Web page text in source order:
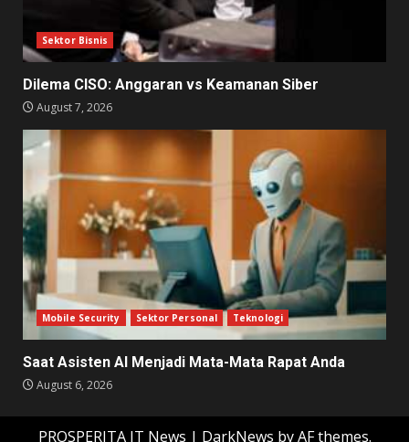
Sektor Bisnis
Dilema CISO: Anggaran vs Keamanan Siber
August 7, 2026
Mobile Security Sektor Personal Teknologi
Saat Asisten AI Menjadi Mata-Mata Rapat Anda
August 6, 2026
PROSPERITA IT News | DarkNews by AF themes.